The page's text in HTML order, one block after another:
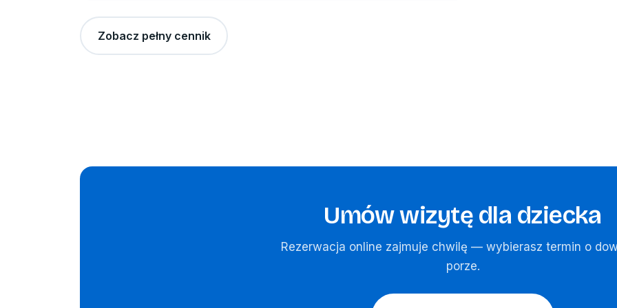
Zobacz pełny cennik
Umów wizytę dla dziecka
Rezerwacja online zajmuje chwilę — wybierasz termin o
porze.